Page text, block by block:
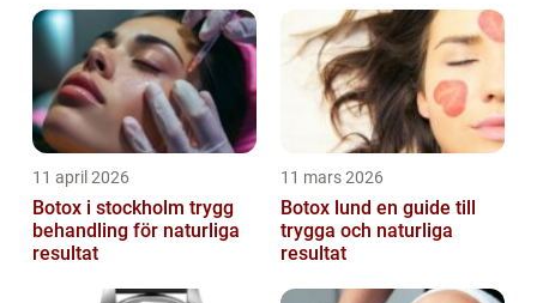
11 april 2026
Botox i stockholm trygg
behandling för naturliga
resultat
11 mars 2026
Botox lund en guide till
trygga och naturliga
resultat